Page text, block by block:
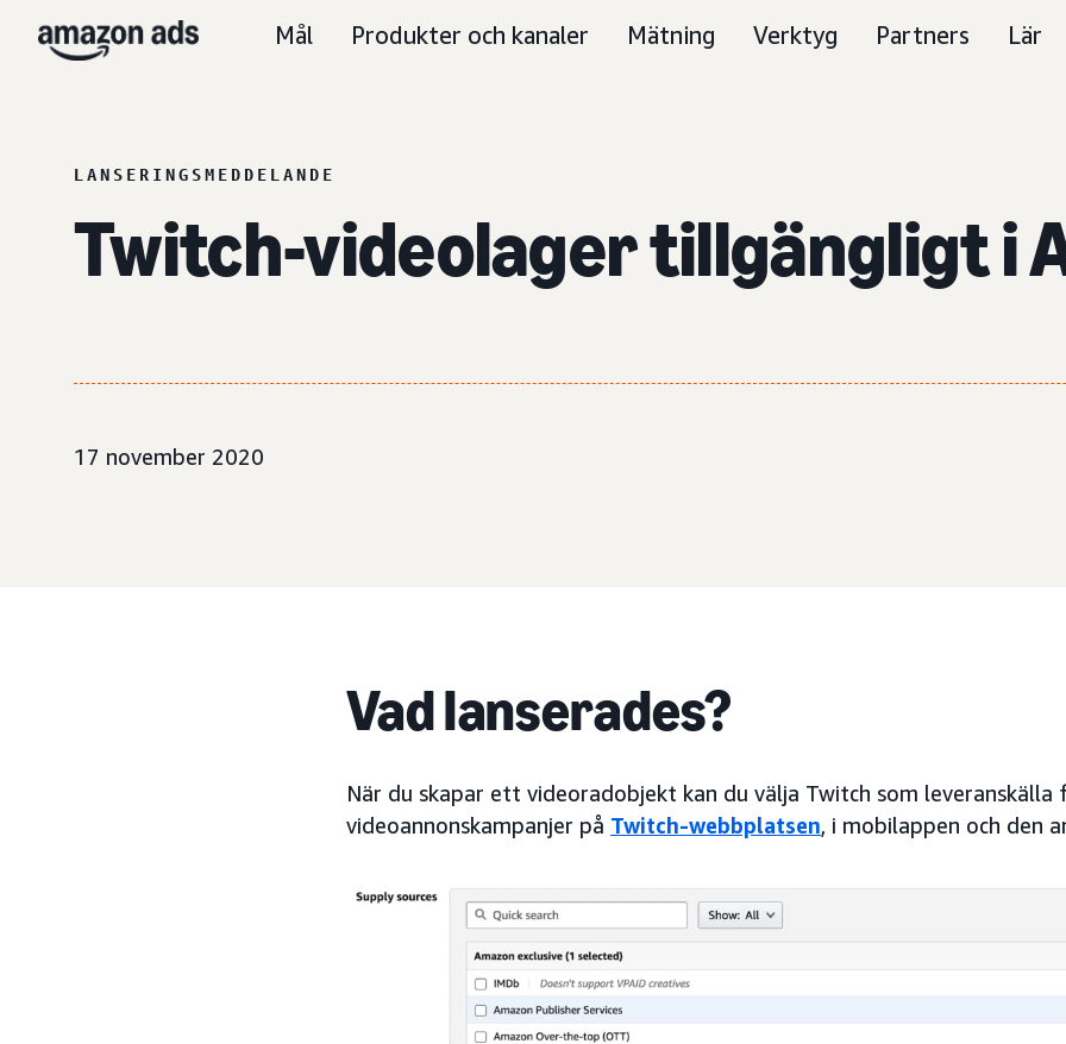
Mål Produkter och kanaler Mätning Verktyg Partners Lär
LANSERINGSMEDDELANDE
Twitch-videolager tillgängligt i
17 november 2020
Vad lanserades?
När du skapar ett videoradobjekt kan du välja Twitch som
videoannonskampanjer på Twitch-webbplatsen, i mobilappen och den